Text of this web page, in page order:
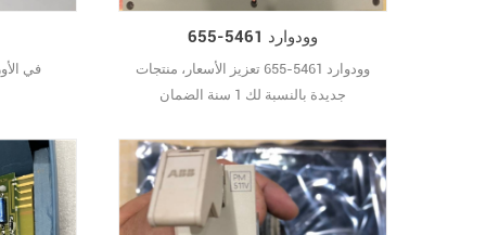
وودوارد 5461-655
وودوارد 5461-655 تعزيز الأسعار، منتجات
جديدة بالنسبة لك 1 سنة الضمان